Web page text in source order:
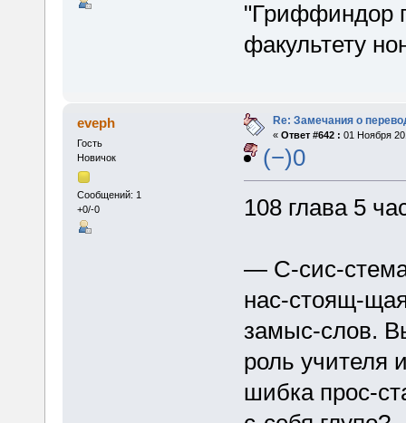
"Гриффиндор
факультету
eveph
Гость
Новичок
Сообщений: 1
+0/-0
Re: Замечания о
« Ответ #642 : 01 Ноября
(−)0
108 глава 5
— С-сис-
нас-стоящ-
замыс-слов.
роль учителя
шибка прос-